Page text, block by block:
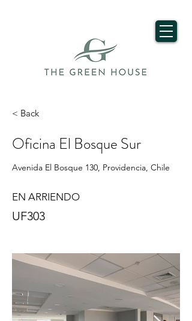
< Back
Oficina El Bosque Sur
Avenida El Bosque 130, Providencia, Chile
EN ARRIENDO
UF303